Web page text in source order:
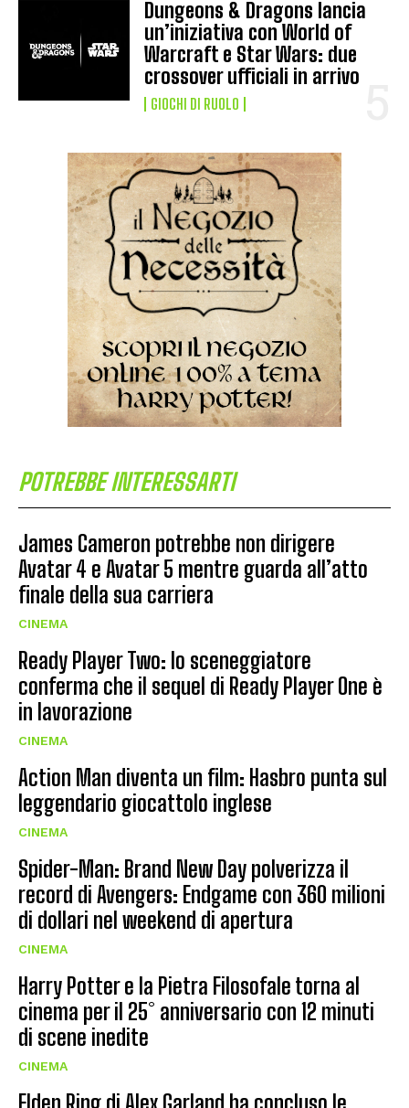
Dungeons & Dragons lancia
un’iniziativa con World of
Warcraft e Star Wars: due
crossover ufficiali in arrivo
GIOCHI DI RUOLO
POTREBBE INTERESSARTI
James Cameron potrebbe non dirigere
Avatar 4 e Avatar 5 mentre guarda all’atto
finale della sua carriera
CINEMA
Ready Player Two: lo sceneggiatore
conferma che il sequel di Ready Player One è
in lavorazione
CINEMA
Action Man diventa un film: Hasbro punta sul
leggendario giocattolo inglese
CINEMA
Spider-Man: Brand New Day polverizza il
record di Avengers: Endgame con 360 milioni
di dollari nel weekend di apertura
CINEMA
Harry Potter e la Pietra Filosofale torna al
cinema per il 25° anniversario con 12 minuti
di scene inedite
CINEMA